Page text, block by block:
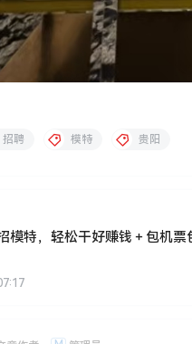
招聘 模特 贵阳
模特，轻松干好赚钱＋包机票